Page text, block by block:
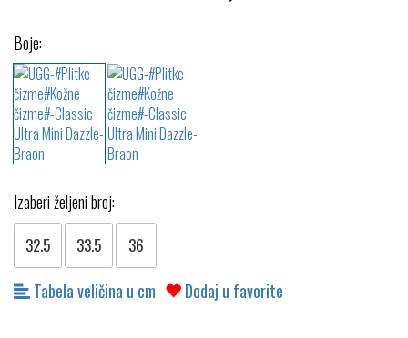
Boje:
Izaberi željeni broj:
32.5 33.5 36
Tabela veličina u cm Dodaj u favorite